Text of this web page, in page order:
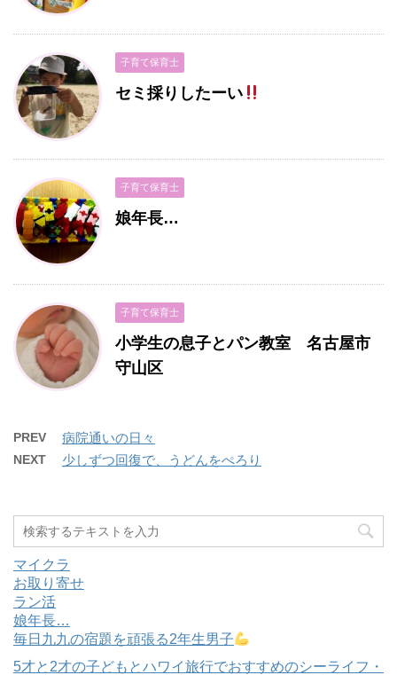
子育て保育士
セミ採りしたーい
子育て保育士
娘年長…
子育て保育士
小学生の息子とパン教室 名古屋市
守山区
PREV 病院通いの日々
NEXT 少しずつ回復で、うどんをぺろり
マイクラ
お取り寄せ
ラン活
娘年長…
毎日九九の宿題を頑張る2年生男子
5才と2才の子どもとハワイ旅行でおすすめのシーライフ・